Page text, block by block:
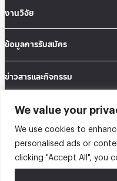
We value your
We use cookies to
personalised ads or
clicking "Accept All", you
งานวิจัย
ข้อมูลการรับสมัคร
ข่าวสารและกิจกรรม
คณะสถิติประยุกต์ อาคารนวมินทราธิร
Tel: 02-727-3035-40
Fax: 02-374-4061